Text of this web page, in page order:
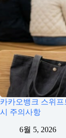
카카오뱅크 스위
시 주의사항
6월 5, 2026